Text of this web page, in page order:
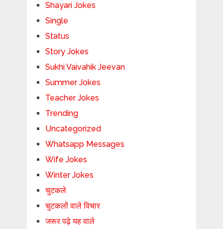
Shayari Jokes
Single
Status
Story Jokes
Sukhi Vaivahik Jeevan
Summer Jokes
Teacher Jokes
Trending
Uncategorized
Whatsapp Messages
Wife Jokes
Winter Jokes
चुटकले
चुटकलों वाले विचार
जरूर पढ़े यह वाले